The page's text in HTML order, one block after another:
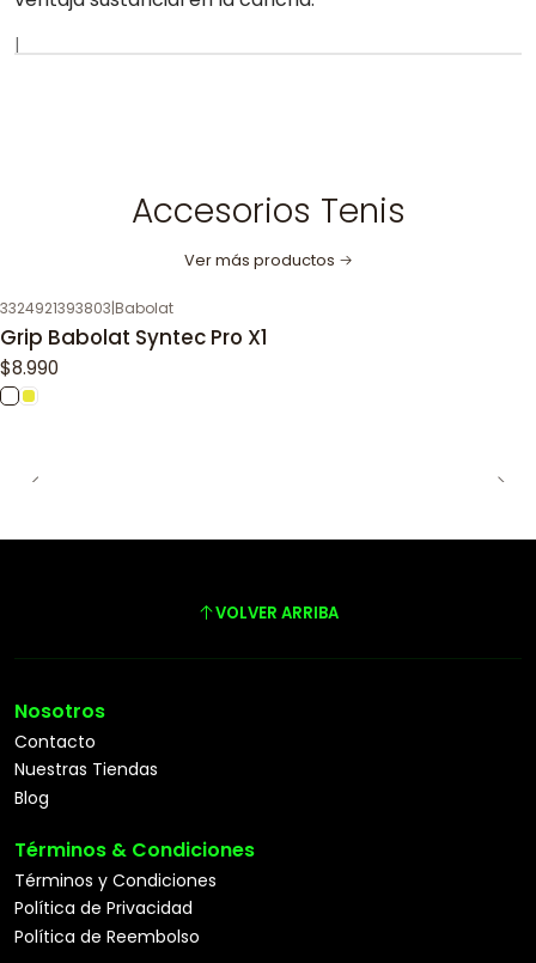
|
Accesorios Tenis
Ver más productos
3324921393803|Babolat
Grip Babolat Syntec Pro X1
$8.990
VOLVER ARRIBA
Nosotros
Contacto
Nuestras Tiendas
Blog
Términos & Condiciones
Términos y Condiciones
Política de Privacidad
Política de Reembolso